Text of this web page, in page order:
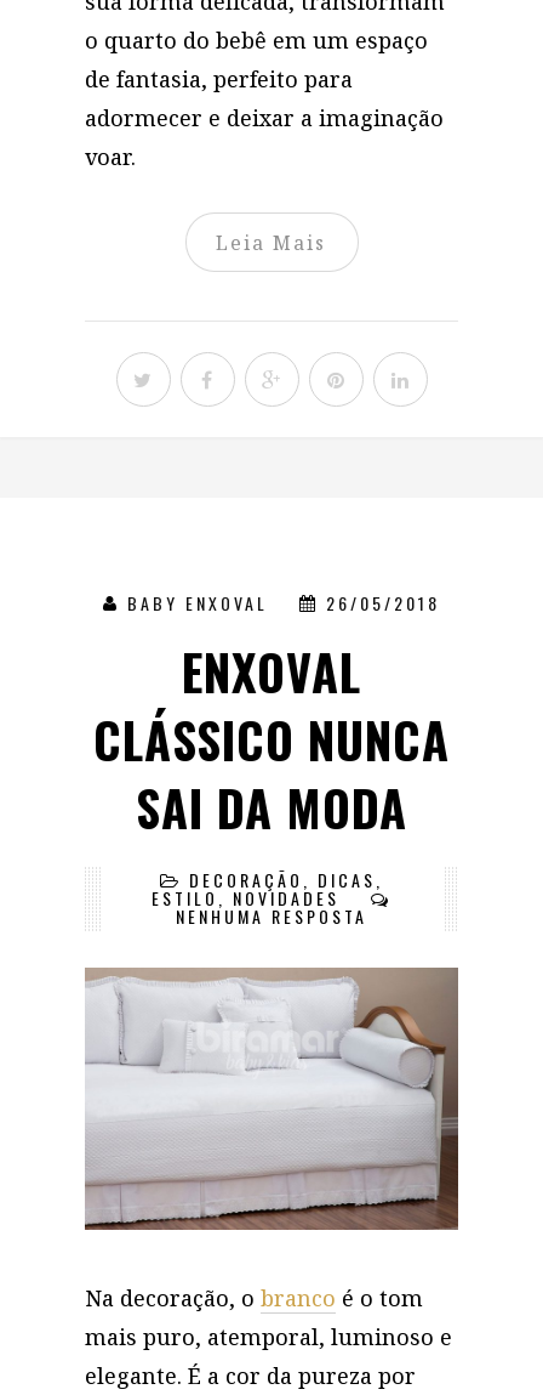
o quarto do bebê em um espaço
de fantasia, perfeito para
adormecer e deixar a imaginação
voar.
Leia Mais
BABY ENXOVAL 26/05/2018
ENXOVAL
CLÁSSICO NUNCA
SAI DA MODA
DECORAÇÃO DICAS
ESTILO NOVIDADES
NENHUMA RESPOSTA
Na decoração, o branco é o tom
mais puro, atemporal, luminoso e
elegante. É a cor da pureza por